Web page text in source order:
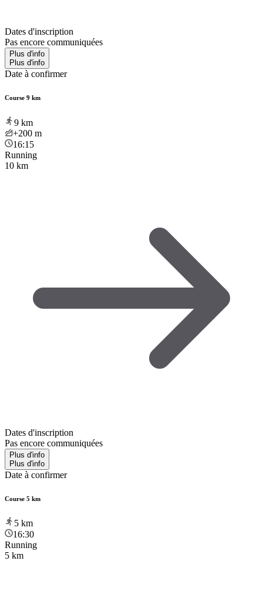
Dates d'inscription
Pas encore communiquées
Plus d'info
Plus d'info
Date à confirmer
Course 9 km
9 km
+200 m
16:15
Running
10 km
Dates d'inscription
Pas encore communiquées
Plus d'info
Plus d'info
Date à confirmer
Course 5 km
5 km
16:30
Running
5 km